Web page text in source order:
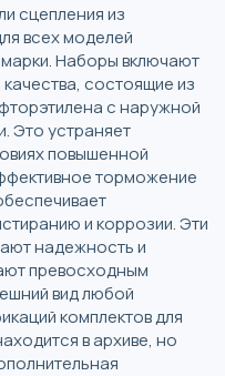
сцепления из
всех моделей
Наборы включают
состоящие из
с наружной
Это устраняет
повышенной
торможение
и коррозии. Эти
надежность и
превосходным
вид любой
комплектов для
в архиве, но